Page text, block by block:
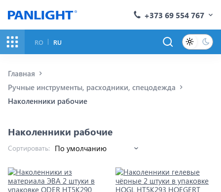
+373 69 554 767
RO RU
Главная
Ручные инструменты, расходники, спецодежда
Наколенники рабочие
Наколенники рабочие
Сортировать: